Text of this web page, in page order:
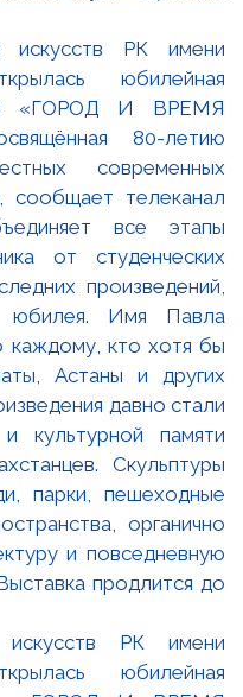
РК имени
юбилейная